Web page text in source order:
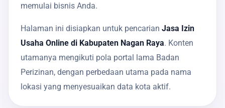
memulai bisnis Anda.
Halaman ini disiapkan untuk pencarian Jasa Izin
Usaha Online di Kabupaten Nagan Raya. Konten
utamanya mengikuti pola portal lama Badan
Perizinan, dengan perbedaan utama pada nama
lokasi yang menyesuaikan data kota aktif.